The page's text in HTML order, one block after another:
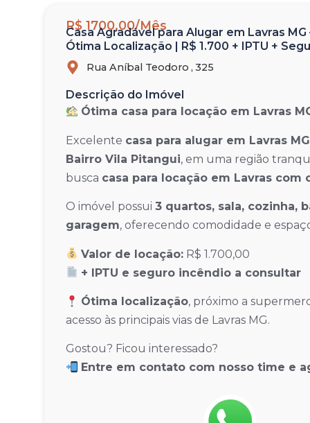
R$ 1700,00/Mês
Casa Agradável para Alugar em Lavras
Ótima Localização | R$ 1.700 + IPTU +
Rua Aníbal Teodoro , 325
Descrição do Imóvel
Ótima casa para locação em Lavras
Excelente casa para alugar em Lavras MG
Bairro Vila Pitangui, em uma região
busca casa para locação em Lavras
O imóvel possui 3 quartos, sala, cozinha,
garagem, oferecendo comodidade e
Valor de locação:R$ 1.700,00
+ IPTU e seguro incêndio a consultar
Ótima localização, próximo a
acesso às principais vias de Lavras MG.
Gostou? Ficou interessado?
Entre em contato com nosso time e